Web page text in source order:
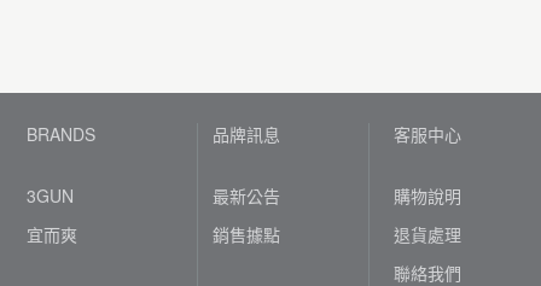
BRANDS
3GUN
宜而爽
品牌訊息
最新公告
銷售據點
客服中心
購物說明
退貨處理
聯絡我們